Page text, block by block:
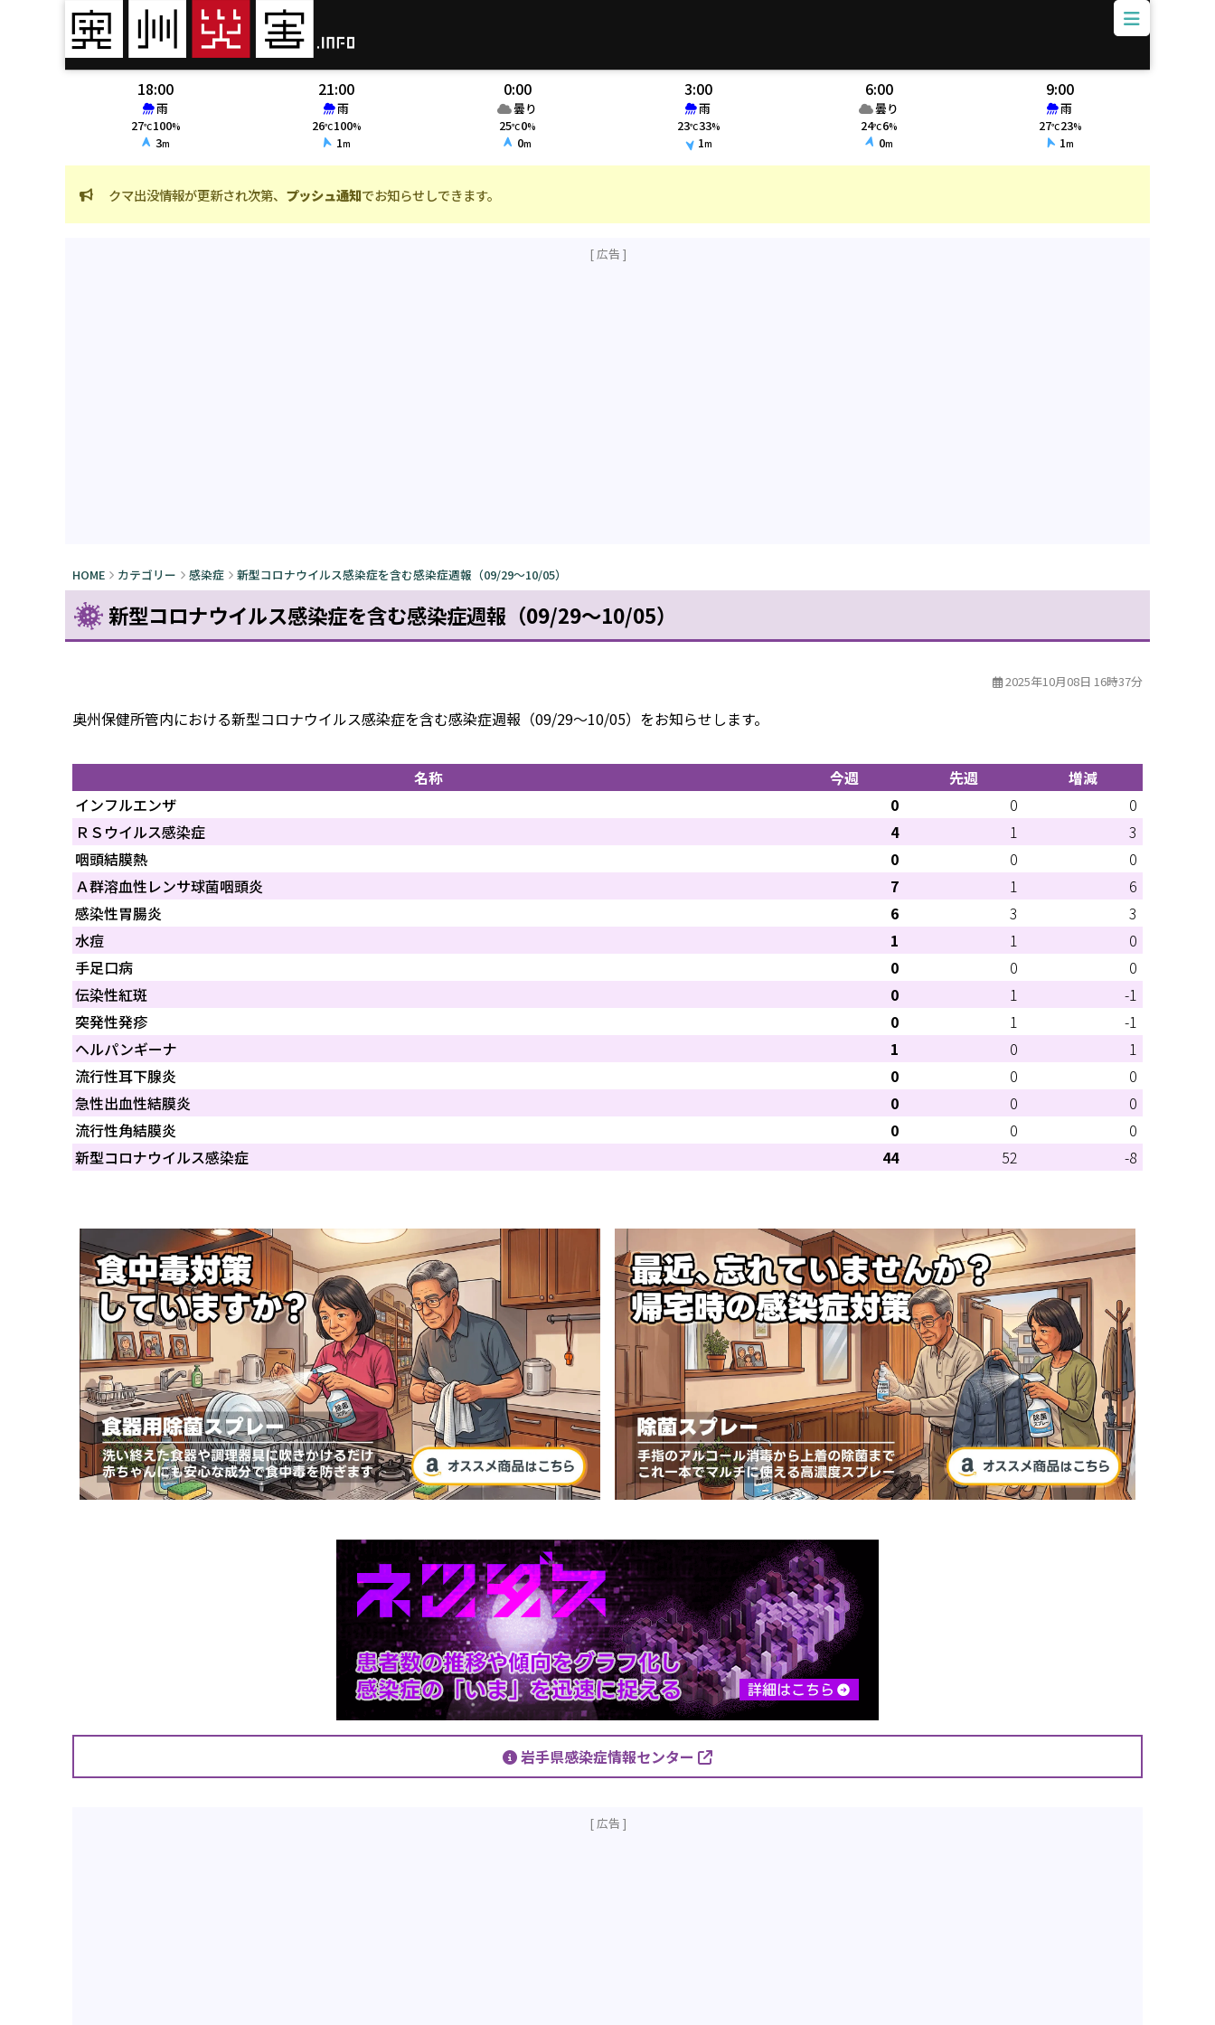
18:00
雨
27℃100%
3m
21:00
雨
26℃100%
1m
0:00
曇り
25℃0%
0m
3:00
雨
23℃33%
1m
6:00
曇り
24℃6%
0m
9:00
雨
27℃23%
1m
クマ出没情報が更新され次第、 プッシュ通知でお知らせしできます。
HOME カテゴリー 感染症 新型コロナウイルス感染症を含む感染症週報（09/29～10/05）
新型コロナウイルス感染症を含む感染症週報（09/29～10/05）
2025年10月08日 16時37分
奥州保健所管内における新型コロナウイルス感染症を含む感染症週報（09/29～10/05）をお知らせします。
名称 今週 先週
増減
インフルエンザ
0 0
0
ＲＳウイルス感染症
4 1
3
咽頭結膜熱
0 0
0
Ａ群溶血性レンサ球菌咽頭炎
7 1
6
感染性胃腸炎
6 3
3
水痘
1 1
0
手足口病
0 0
0
伝染性紅斑
0 1
-1
突発性発疹
0 1
-1
ヘルパンギーナ
1 0
1
流行性耳下腺炎
0 0
0
急性出血性結膜炎
0 0
0
流行性角結膜炎
0 0
0
新型コロナウイルス感染症
44 52 -8
岩手県感染症情報センター